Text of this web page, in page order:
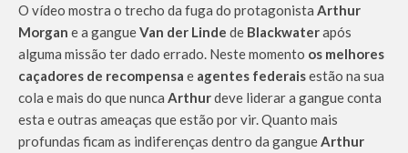
O vídeo mostra o trecho da fuga do protagonista Arthur
Morgan e a gangueVan der Linde de Blackwaterapós
alguma missão ter dado errado. Neste momento os melhores
caçadores de recompensa e agentes federaisestão na sua
cola e mais do que nunca Arthurdeve liderar a gangue conta
esta e outras ameaças que estão por vir. Quanto mais
profundas ficam as indiferenças dentro da gangueArthur